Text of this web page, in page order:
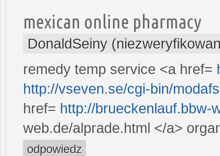
mexican online pharmacy
DonaldSeiny
remedy temp service <a href=
http://vseven.se/cgi-bin/
href= http://brueckenlauf.bbw-
web.de/alprade.html </a>
odpowiedz